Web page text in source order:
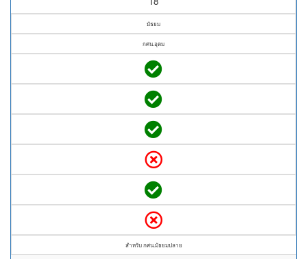
มัธยม
กศน.อุดม
สำหรับ กศน.มัธยมปลาย